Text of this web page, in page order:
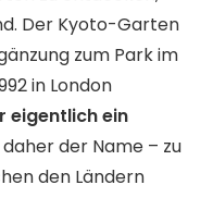
Der Kyoto-Garten
zum Park im
in London
eigentlich ein
daher der Name – zu
den Ländern